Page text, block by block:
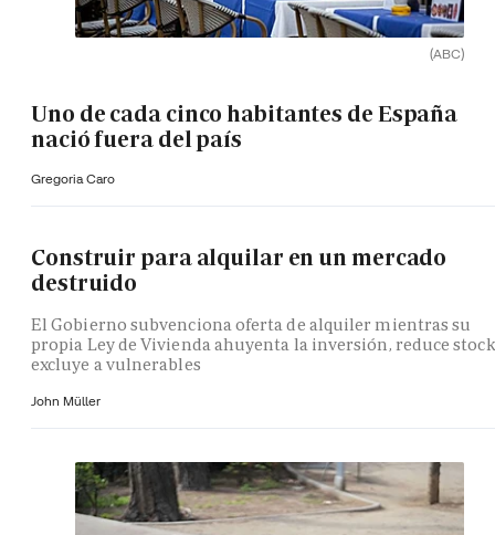
(ABC)
Uno de cada cinco habitantes de España
nació fuera del país
Gregoria Caro
Construir para alquilar en un mercado
destruido
El Gobierno subvenciona oferta de alquiler mientras su
propia Ley de Vivienda ahuyenta la inversión, reduce
excluye a vulnerables
John Müller